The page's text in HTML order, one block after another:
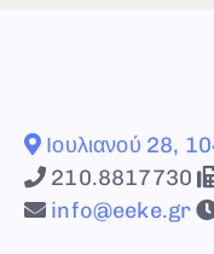
Ιουλιανού 28,
210.8817730
info@eeke.gr